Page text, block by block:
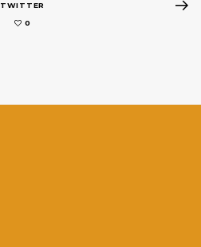
TWITTER
0